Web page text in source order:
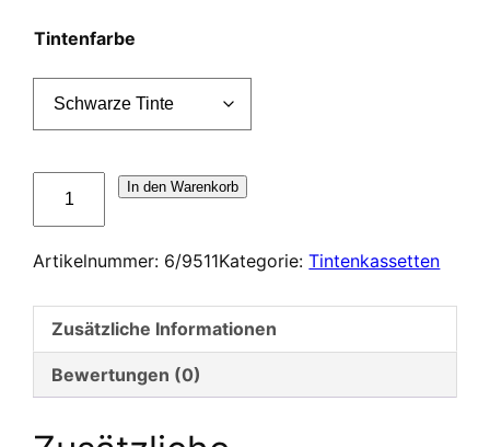
Tintenfarbe
d'encrage
6/9511
In den Warenkorb
Artikelnummer: 6/9511Kategorie:Tintenkassetten
Zusätzliche Informationen
Bewertungen (0)